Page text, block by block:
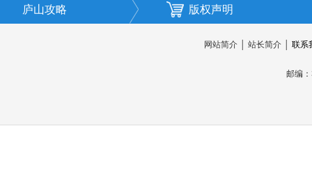
庐山攻略 版权声明
网站简介│ 站长简介│ 联系
邮编